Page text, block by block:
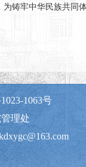
铸牢中华民族共同
1063号
管理处